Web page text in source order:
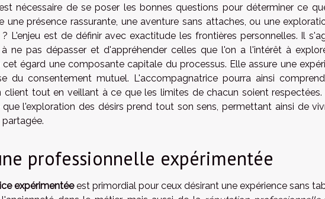
nécessaire de se poser les bonnes questions pour déterminer ce
une présence rassurante, une aventure sans attaches, ou une
L'enjeu est de définir avec exactitude les frontières personnelles. Il
ne pas dépasser et d'appréhender celles que l'on a l'intérêt à
égard une composante capitale du processus. Elle assure une
du consentement mutuel. L'accompagnatrice pourra ainsi
tout en veillant à ce que les limites de chacun soient respectées.
l'exploration des désirs prend tout son sens, permettant ainsi de
professionnelle expérimentée
expérimentéeest primordial pour ceux désirant une expérience sans